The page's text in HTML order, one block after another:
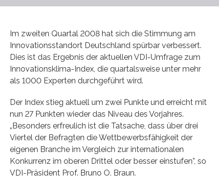
Im zweiten Quartal 2008 hat sich die Stimmung am
Innovationsstandort Deutschland spürbar verbessert.
Dies ist das Ergebnis der aktuellen VDI-Umfrage zum
Innovationsklima-Index, die quartalsweise unter mehr
als 1000 Experten durchgeführt wird.
Der Index stieg aktuell um zwei Punkte und erreicht mit
nun 27 Punkten wieder das Niveau des Vorjahres.
„Besonders erfreulich ist die Tatsache, dass über drei
Viertel der Befragten die Wettbewerbsfähigkeit der
eigenen Branche im Vergleich zur internationalen
Konkurrenz im oberen Drittel oder besser einstufen”, so
VDI-Präsident Prof. Bruno O. Braun.